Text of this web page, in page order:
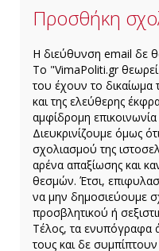
Προσθήκη
H διεύθυνση email δε
Το "VimaPoliti.gr
του έχουν το δικαίωμα
και της ελεύθερης
αμφίδρομη επικοινωνία
Διευκρινίζουμε όμως
σχολιασμού της
αρένα απαξίωσης και
θεσμών. Έτσι,
να μην δημοσιεύουμε
προσβλητικού ή
Τέλος, τα ενυπόγραφα
τους και δε